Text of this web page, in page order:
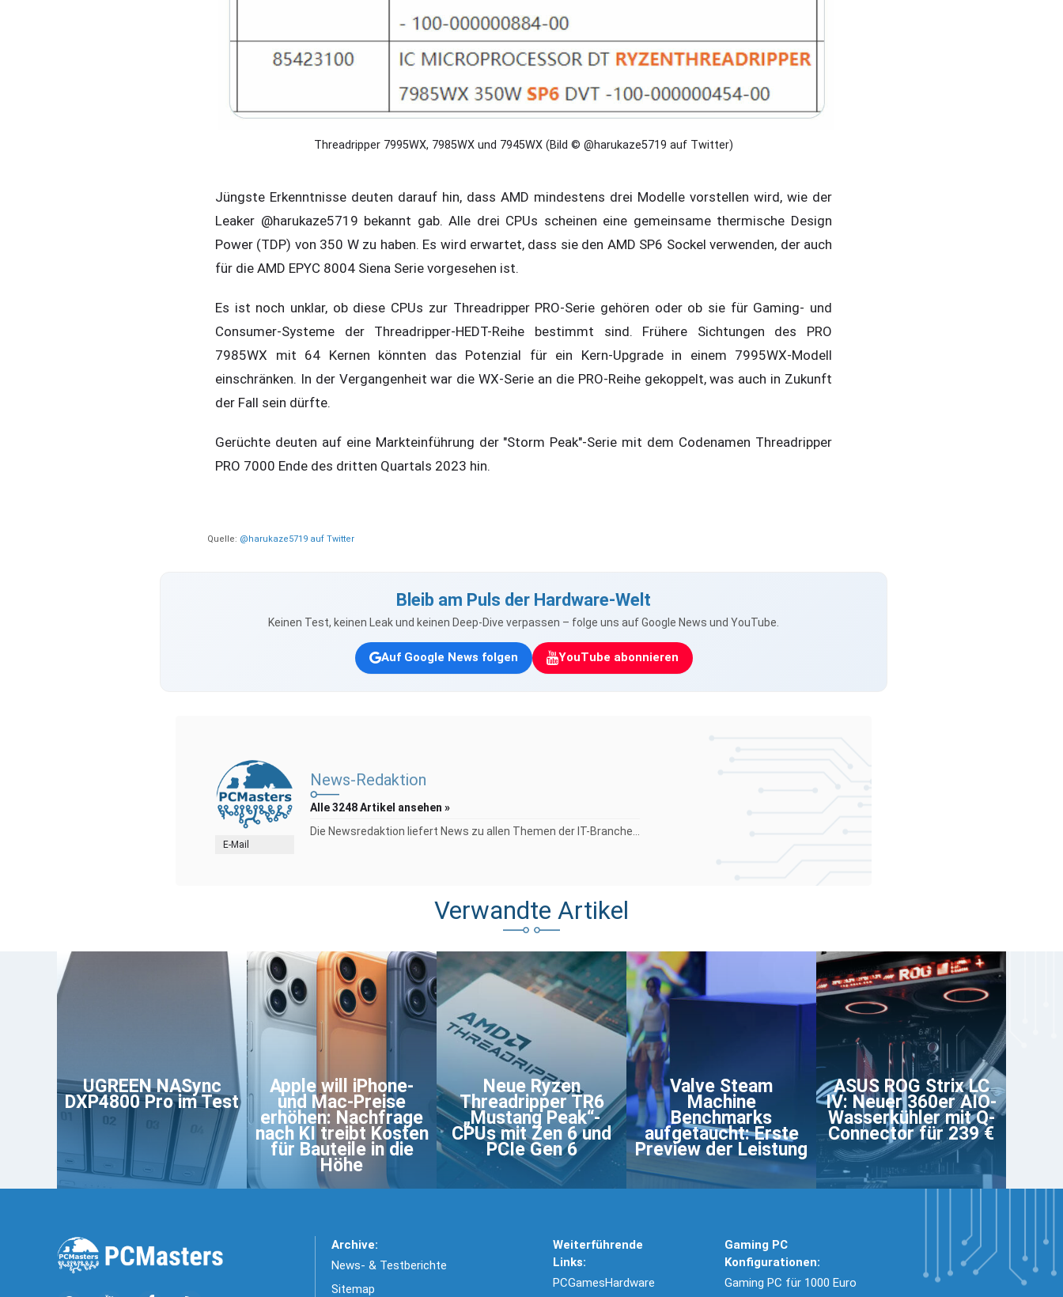
Threadripper 7995WX, 7985WX und 7945WX (Bild © @harukaze5719 auf Twitter)
Jüngste Erkenntnisse deuten darauf hin, dass AMD mindestens drei Modelle vorstellen wird, wie der
Leaker @harukaze5719 bekannt gab. Alle drei CPUs scheinen eine gemeinsame thermische Design
Power (TDP) von 350 W zu haben. Es wird erwartet, dass sie den AMD SP6 Sockel verwenden, der auch
für die AMD EPYC 8004 Siena Serie vorgesehen ist.
Es ist noch unklar, ob diese CPUs zur Threadripper PRO-Serie gehören oder ob sie für Gaming- und
Consumer-Systeme der Threadripper-HEDT-Reihe bestimmt sind. Frühere Sichtungen des PRO
7985WX mit 64 Kernen könnten das Potenzial für ein Kern-Upgrade in einem 7995WX-Modell
einschränken. In der Vergangenheit war die WX-Serie an die PRO-Reihe gekoppelt, was auch in Zukunft
der Fall sein dürfte.
Gerüchte deuten auf eine Markteinführung der "Storm Peak"-Serie mit dem Codenamen Threadripper
PRO 7000 Ende des dritten Quartals 2023 hin.
Quelle: @harukaze5719 auf Twitter
Bleib am Puls der Hardware-Welt
Keinen Test, keinen Leak und keinen Deep-Dive verpassen – folge uns auf Google News und YouTube.
Auf Google News folgen YouTube abonnieren
E-Mail
News-Redaktion
Alle 3248 Artikel ansehen »
Die Newsredaktion liefert News zu allen Themen der IT-Branche...
Verwandte Artikel
UGREEN NASync
DXP4800 Pro im Test
Apple will iPhone-
und Mac-Preise
erhöhen: Nachfrage
nach KI treibt Kosten
für Bauteile in die
Höhe
Neue Ryzen
Threadripper TR6
„Mustang Peak“-
CPUs mit Zen 6 und
PCIe Gen 6
Valve Steam
Machine
Benchmarks
aufgetaucht: Erste
Preview der Leistung
ASUS ROG Strix LC
IV: Neuer 360er AIO-
Wasserkühler mit Q-
Connector für 239 €
Archive:
News- & Testberichte
Sitemap
Weiterführende
Links:
PCGamesHardware
Gaming PC
Konfigurationen:
Gaming PC für 1000 Euro